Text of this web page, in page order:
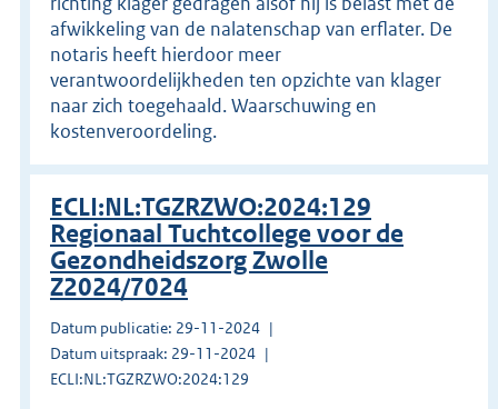
afwikkeling van de nalatenschap van erflater. De
notaris heeft hierdoor meer
verantwoordelijkheden ten opzichte van klager
naar zich toegehaald. Waarschuwing en
kostenveroordeling.
ECLI:NL:TGZRZWO:2024:129
Regionaal Tuchtcollege voor de
Gezondheidszorg Zwolle
Z2024/7024
Datum publicatie: 29-11-2024
Datum uitspraak: 29-11-2024
ECLI:NL:TGZRZWO:2024:129